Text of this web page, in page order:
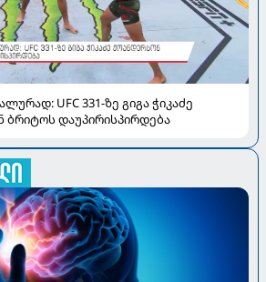
UFC 331-ზე გიგა ჭიკაძე
ბრიტოს დაუპირისპირდება